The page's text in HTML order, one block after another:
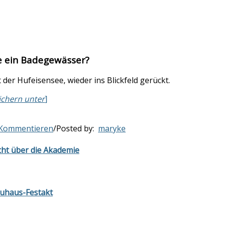
Badegewässer?
Hufeisensee, wieder ins Blickfeld gerückt.
unter]
/Posted by: maryke
über die Akademie
Festakt